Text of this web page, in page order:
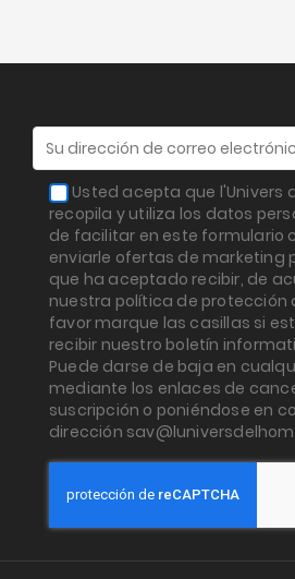
Usted acepta que l'Univers
recopila y utiliza los datos
de facilitar en este formulario
enviarle ofertas de marketing
que ha aceptado recibir, de
nuestra política de protección
favor marque las casillas si
recibir nuestro boletín
Puede darse de baja en
mediante los enlaces de
suscripción o poniéndose en
dirección